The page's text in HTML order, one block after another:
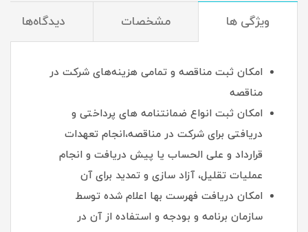
ویژگی ها مشخصات دیدگاه‌ها
امکان ثبت مناقصه و تمامی هزینه‌های شرکت در
مناقصه
امکان ثبت انواع ضمانتنامه های پرداختی و
دریافتی برای شرکت در مناقصه،انجام تعهدات
قرارداد و علی الحساب یا پیش دریافت و انجام
عملیات تقلیل، آزاد سازی و تمدید برای آن
امکان دریافت فهرست بها اعلام شده توسط
سازمان برنامه و بودجه و استفاده از آن در